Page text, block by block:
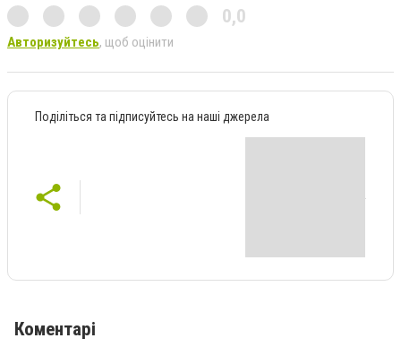
0,0
Авторизуйтесь, щоб оцінити
Поділіться та підписуйтесь на наші джерела
Коментарі